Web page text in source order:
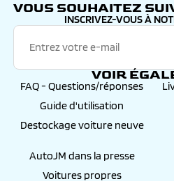
VOUS SOUHAITEZ
INSCRIVEZ-VOUS À
VOIR
FAQ - Questions/réponses
Guide d'utilisation
Destockage voiture neuve
AutoJM dans la presse
Voitures propres